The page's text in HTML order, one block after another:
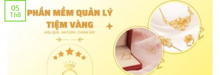
05
Th8